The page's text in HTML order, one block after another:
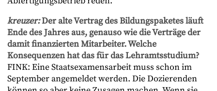
kreuzer:Der alte Vertrag des Bildungspaketes läuft
Ende des Jahres aus, genauso wie die Verträge der
damitfinanzierten Mitarbeiter. Welche
Konsequenzen hat das für das Lehramtsstudium?
FINK: Eine Staatsexamensarbeit muss schon im
September angemeldet werden. Die Dozierenden